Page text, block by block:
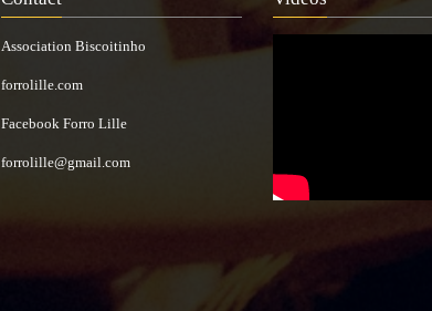
Association Biscoitinho
forrolille.com
Facebook Forro Lille
forrolille@gmail.com